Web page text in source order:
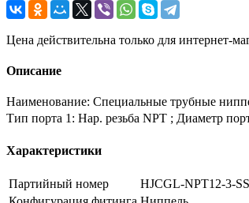
Цена действительна только для интернет-
Описание
Наименование: Специальные трубные
Тип порта 1: Нар. резьба NPT ; Диаметр
Характеристики
Партийный номер
HJCGL-NPT12-3-SS